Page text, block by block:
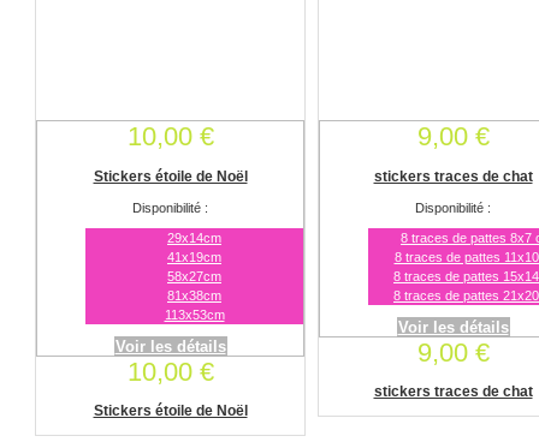
10,00 €
Stickers étoile de Noël
Disponibilité :
29x14cm
41x19cm
58x27cm
81x38cm
113x53cm
Voir les détails
10,00 €
Stickers étoile de Noël
9,00 €
stickers traces de chat
Disponibilité :
8 traces de pattes 8x7
8 traces de pattes
8 traces de pattes
8 traces de pattes
Voir les détails
9,00 €
stickers traces de chat